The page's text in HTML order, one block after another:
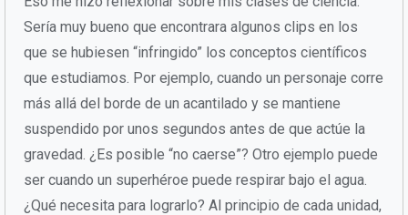
Sería muy bueno que encontrara algunos clips en los
que se hubiesen “infringido” los conceptos científicos
que estudiamos. Por ejemplo, cuando un personaje corre
más allá del borde de un acantilado y se mantiene
suspendido por unos segundos antes de que actúe la
gravedad. ¿Es posible “no caerse”? Otro ejemplo puede
ser cuando un superhéroe puede respirar bajo el agua.
¿Qué necesita para lograrlo? Al principio de cada unidad,